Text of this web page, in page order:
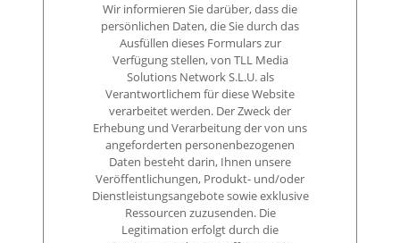
Wir informieren Sie darüber, dass die
persönlichen Daten, die Sie durch das
Ausfüllen dieses Formulars zur
Verfügung stellen, von TLL Media
Solutions Network S.L.U. als
Verantwortlichem für diese Website
verarbeitet werden. Der Zweck der
Erhebung und Verarbeitung der von uns
angeforderten personenbezogenen
Daten besteht darin, Ihnen unsere
Veröffentlichungen, Produkt- und/oder
Dienstleistungsangebote sowie exklusive
Ressourcen zuzusenden. Die
Legitimation erfolgt durch die